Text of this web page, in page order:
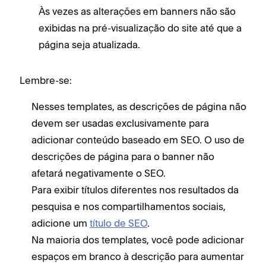
Às vezes as alterações em banners não são
exibidas na pré-visualização do site até que a
página seja atualizada.
Lembre-se:
Nesses templates, as descrições de página não
devem ser usadas exclusivamente para
adicionar conteúdo baseado em SEO. O uso de
descrições de página para o banner não
afetará negativamente o SEO.
Para exibir títulos diferentes nos resultados da
pesquisa e nos compartilhamentos sociais,
adicione um título de SEO.
Na maioria dos templates, você pode adicionar
espaços em branco à descrição para aumentar